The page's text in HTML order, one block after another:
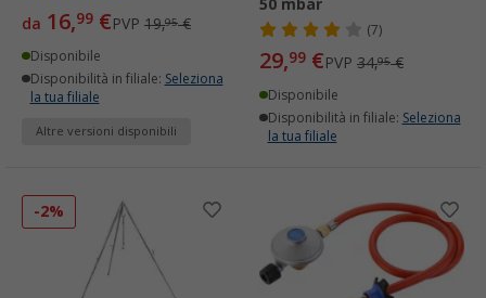
da 16,99 €PVP 19,95€
Disponibile
Disponibilità in filiale: Seleziona
la tua filiale
Altre versioni disponibili
50 mbar
(7)
29,99 €PVP 34,95€
Disponibile
Disponibilità in filiale: Seleziona
la tua filiale
-2%